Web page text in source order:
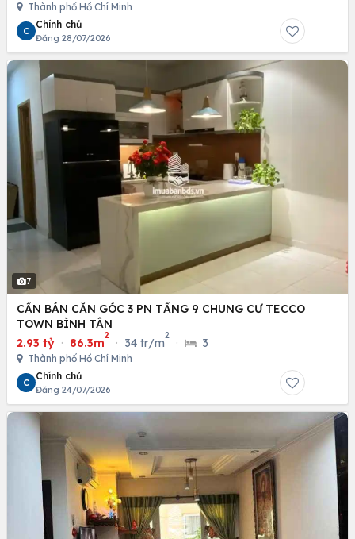
Thành phố Hồ Chí Minh
C
Chính chủ
Đăng 28/07/2026
7
CẦN BÁN CĂN GÓC 3 PN TẦNG 9 CHUNG CƯ TECCO
TOWN BÌNH TÂN
2.93 tỷ · 86.3m
2
· 34 tr/m
2
· 3
Thành phố Hồ Chí Minh
C
Chính chủ
Đăng 24/07/2026